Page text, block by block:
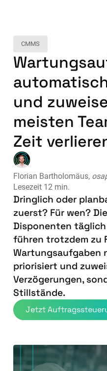
CMMS
und
meisten
Zeit
Florian Bartholomäus,
Lesezeit 12 min.
Dringlich oder
zuerst? Für wen?
Disponenten
führen trotzdem zu
Wartungsaufgaben
priorisiert und
Verzögerungen,
Stillstände.
Jetzt